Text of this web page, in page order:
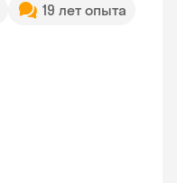
19 лет опыта